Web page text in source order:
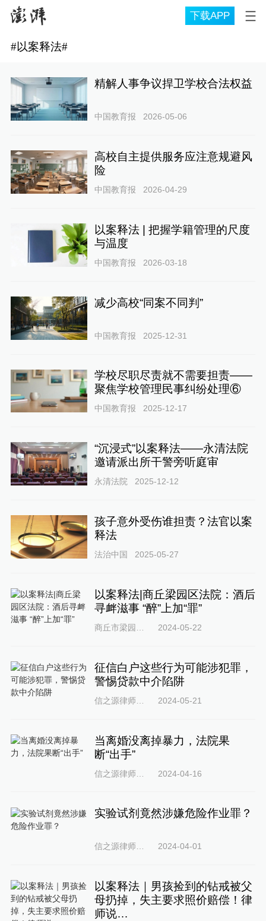
下载APP
#以案释法#
精解人事争议捍卫学校合法权益
中国教育报 2026-05-06
高校自主提供服务应注意规避风
险
中国教育报 2026-04-29
以案释法 | 把握学籍管理的尺度
与温度
中国教育报 2026-03-18
减少高校“同案不同判”
中国教育报 2025-12-31
学校尽职尽责就不需要担责——
聚焦学校管理民事纠纷处理⑥
中国教育报 2025-12-17
“沉浸式”以案释法——永清法院
邀请派出所干警旁听庭审
永清法院 2025-12-12
孩子意外受伤谁担责？法官以案
释法
法治中国 2025-05-27
以案释法|商丘梁园区法院：酒后
寻衅滋事 “醉”上加“罪”
2024-05-22
征信白户这些行为可能涉犯罪，
警惕贷款中介陷阱
信之源律师事务所 2024-05-21
当离婚没离掉暴力，法院果
断“出手”
信之源律师事务所 2024-04-16
实验试剂竟然涉嫌危险作业罪？
信之源律师事务所 2024-04-01
以案释法｜男孩捡到的钻戒被父
母扔掉，失主要求照价赔偿！律
师说…